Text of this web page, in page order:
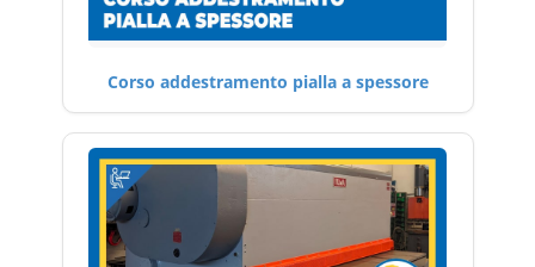
Corso addestramento pialla a spessore